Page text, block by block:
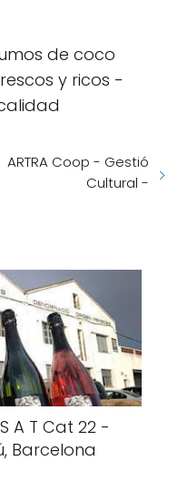
de coco
y ricos -
ARTRA Coop - Gestió
Cultural -
A T Cat 22 -
Barcelona